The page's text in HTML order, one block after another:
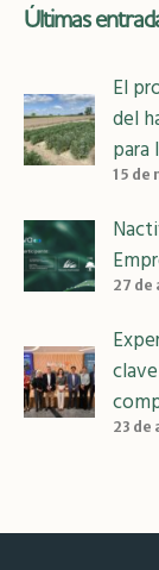
Últimas
El
del
para
15 de
27 de
23 de